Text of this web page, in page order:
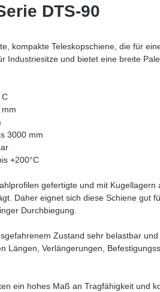
DTS-90
kompakte Teleskopschiene, die für
Industriesitze und bietet eine breite
C
3000 mm
+200°C
gefertigte und mit
Daher eignet sich diese Schiene gut
Durchbiegung.
Zustand sehr belastbar
Längen, Verlängerungen,
ein hohes Maß an Tragfähigkeit und